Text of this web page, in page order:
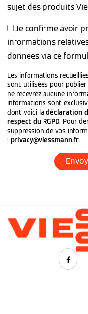
sujet des produits
Je confirme avoir
informations
données via ce
Les informations
sont utilisées pour
ne recevrez aucune
informations sont
dont voici la déclaration
respect du RGPD. Pour
suppression de vos
: privacy@viessmann.fr.